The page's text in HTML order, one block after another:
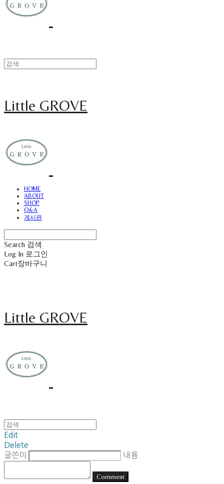
Little GROVE
HOME
ABOUT
SHOP
Q&A
게시판
Search 검색
Log In 로그인
Cart장바구니
Little GROVE
Edit
Delete
글쓴이
내용
Comment